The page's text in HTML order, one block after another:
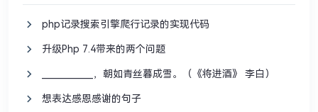
php记录搜索引擎爬行记录的实现代码
升级Php 7.4带来的两个问题
____________，朝如青丝暮成雪。（《将进酒》 李白）
想表达感恩感谢的句子